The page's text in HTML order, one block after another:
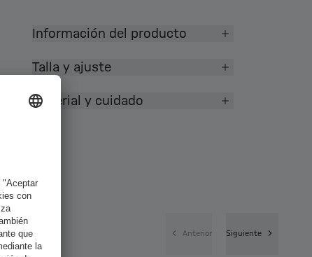
Información del producto
Talla y ajuste
Material y cuidado
Anterior Siguiente